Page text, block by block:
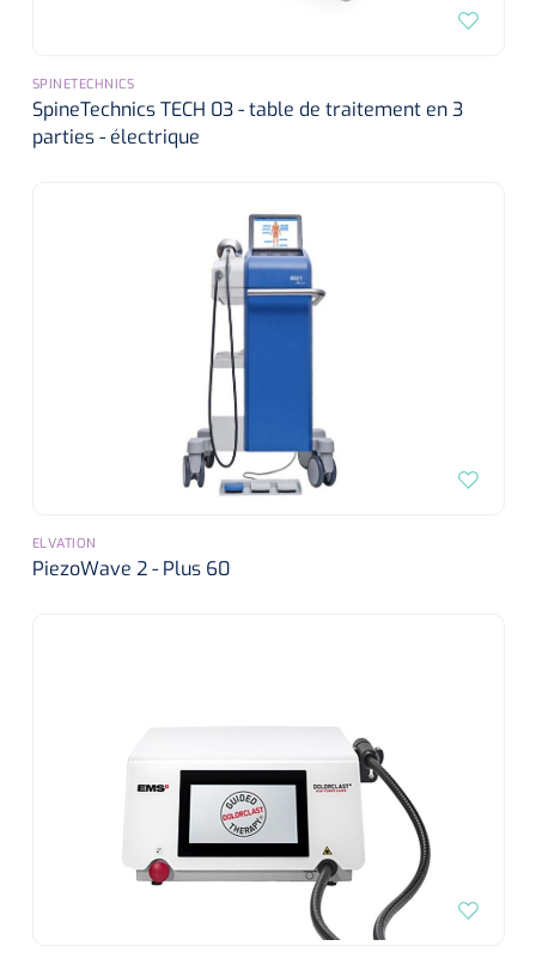
SPINETECHNICS
SpineTechnics TECH 03 - table de traitement en 3
parties - électrique
ELVATION
PiezoWave 2 - Plus 60